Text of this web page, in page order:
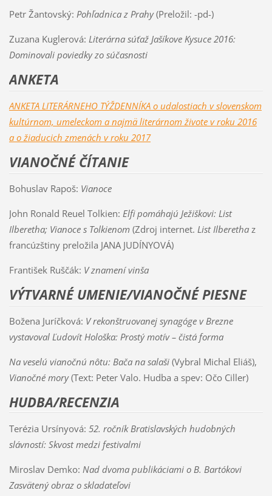
Petr Žantovský: Pohľadnica z Prahy(Preložil: -pd-)
Zuzana Kuglerová: Literárna súťaž Jašíkove Kysuce 2016:
Dominovali poviedky zo súčasnosti
ANKETA
ANKETA LITERÁRNEHO TÝŽDENNÍKA o udalostiach v slovenskom
kultúrnom, umeleckom a najmä literárnom živote v roku 2016
a o žiaducich zmenách v roku 2017
VIANOČNÉ ČÍTANIE
Bohuslav Rapoš: Vianoce
John Ronald Reuel Tolkien: Elfi pomáhajú Ježiškovi: List
Ilberetha; Vianoce s Tolkienom (Zdroj internet. List Ilberethaz
francúzštiny preložila JANA JUDÍNYOVÁ)
František Ruščák: V znamení vinša
VÝTVARNÉ UMENIE/VIANOČNÉ PIESNE
Božena Juríčková: V rekonštruovanej synagóge v Brezne
vystavoval Ľudovít Hološka: Prostý motív – čistá forma
Na veselú vianočnú nôtu: Bača na salaši (Vybral Michal Eliáš),
Vianočné mory(Text: Peter Valo. Hudba a spev: Očo Ciller)
HUDBA/RECENZIA
Terézia Ursínyová: 52. ročník Bratislavských hudobných
slávností: Skvost medzi festivalmi
Miroslav Demko: Nad dvoma publikáciami o B. Bartókovi
Zasvätený obraz o skladateľovi